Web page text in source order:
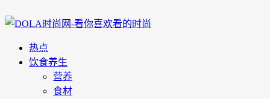
热点
饮食养生
营养
食材